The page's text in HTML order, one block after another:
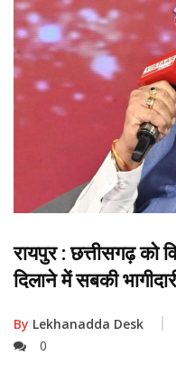
रायपुर : छत्तीसगढ़ को
दिलाने में सबकी
By Lekhanadda Desk
0